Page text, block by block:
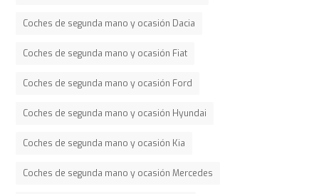
Coches de segunda mano y ocasión Dacia
Coches de segunda mano y ocasión Fiat
Coches de segunda mano y ocasión Ford
Coches de segunda mano y ocasión Hyundai
Coches de segunda mano y ocasión Kia
Coches de segunda mano y ocasión Mercedes